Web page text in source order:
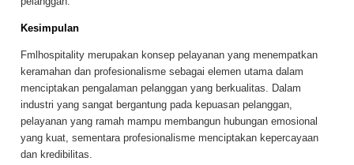
Kesimpulan
Fmlhospitality merupakan konsep pelayanan yang menempatkan
keramahan dan profesionalisme sebagai elemen utama dalam
menciptakan pengalaman pelanggan yang berkualitas. Dalam
industri yang sangat bergantung pada kepuasan pelanggan,
pelayanan yang ramah mampu membangun hubungan emosional
yang kuat, sementara profesionalisme menciptakan kepercayaan
dan kredibilitas.